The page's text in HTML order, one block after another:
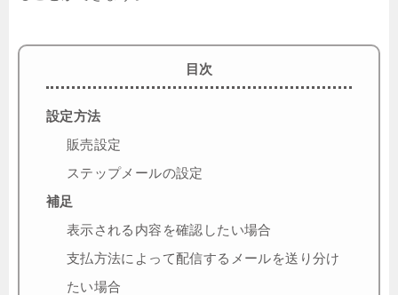
目次
設定方法
販売設定
ステップメールの設定
補足
表示される内容を確認したい場合
支払方法によって配信するメールを送り分け
たい場合